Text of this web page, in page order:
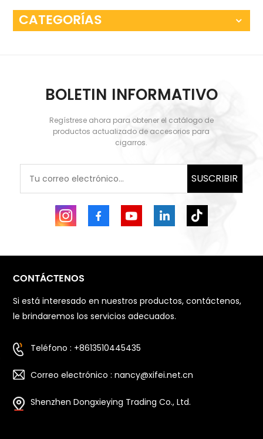
CATEGORÍAS
BOLETIN INFORMATIVO
Regístrese ahora para obtener el catálogo de
productos actualizado de accesorios para
cigarros.
SUSCRIBIR
CONTÁCTENOS
Si está interesado en nuestros productos, contáctenos,
le brindaremos los servicios adecuados.
Teléfono : +8613510445435
Correo electrónico : nancy@xifei.net.cn
Shenzhen Dongxieying Trading Co., Ltd.